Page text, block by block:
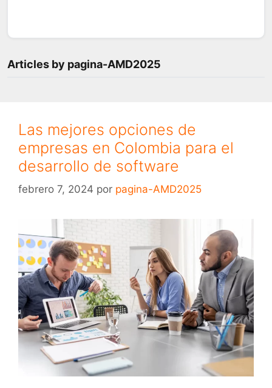
Articles by pagina-AMD2025
Las mejores opciones de
empresas en Colombia para el
desarrollo de software
febrero 7, 2024 por pagina-AMD2025